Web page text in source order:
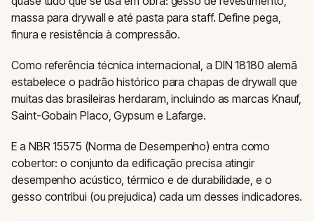
massa para drywall e até pasta para staff. Define pega,
finura e resistência à compressão.
Como referência técnica internacional, a DIN 18180 alemã
estabelece o padrão histórico para chapas de drywall que
muitas das brasileiras herdaram, incluindo as marcas Knauf,
Saint-Gobain Placo, Gypsum e Lafarge.
E a NBR 15575 (Norma de Desempenho) entra como
cobertor: o conjunto da edificação precisa atingir
desempenho acústico, térmico e de durabilidade, e o
gesso contribui (ou prejudica) cada um desses indicadores.